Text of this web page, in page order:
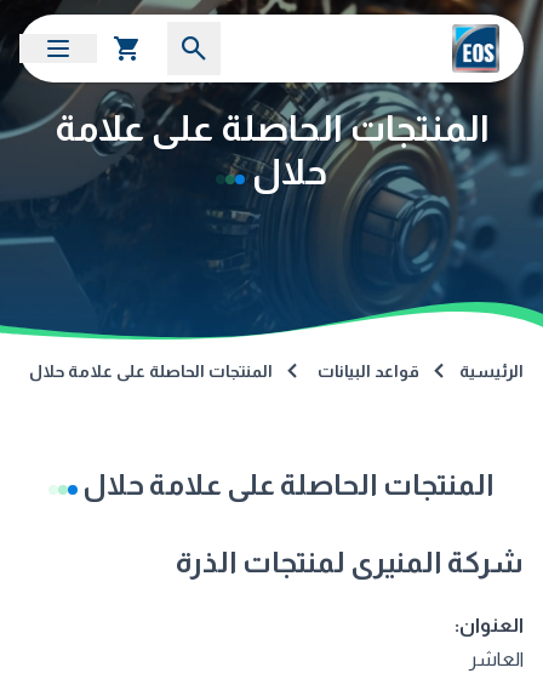
المنتجات الحاصلة على علامة
حلال
الرئيسية قواعد البيانات المنتجات الحاصلة على علامة حلال
المنتجات الحاصلة على علامة حلال
شركة المنيرى لمنتجات الذرة
العنوان:
العاشر